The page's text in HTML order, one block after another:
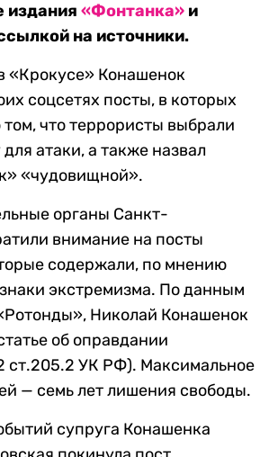
издания «Фонтанка» и
на источники.
«Крокусе» Конашенок
соцсетях посты, в которых
что террористы выбрали
атаки, а также назвал
«чудовищной».
органы Санкт-
внимание на посты
содержали, по мнению
экстремизма. По данным
Николай Конашенок
об оправдании
ст.205.2 УК РФ). Максимальное
— семь лет лишения свободы.
супруга Конашенка